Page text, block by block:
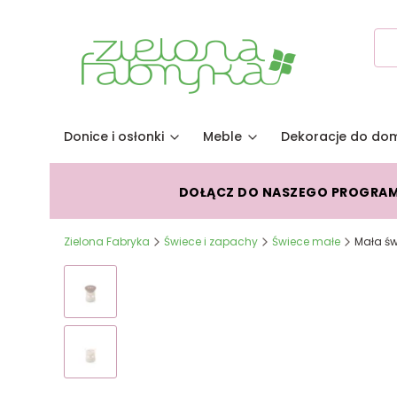
Donice i osłonki Meble Dekoracje do
DOŁĄCZ DO NASZEGO
Zielona Fabryka Świece i zapachy Świece małe Mała